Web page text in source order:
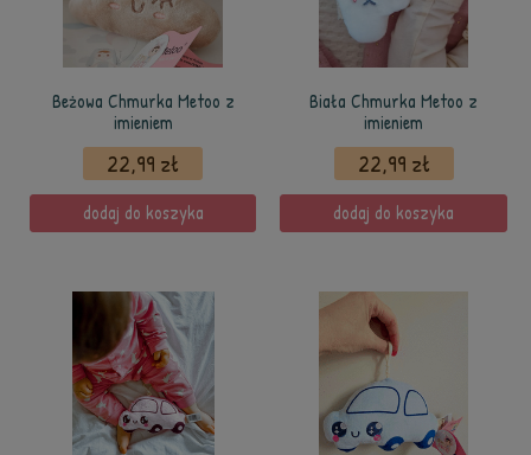
Beżowa Chmurka Metoo z
imieniem
22,99 zł
dodaj do koszyka
Biała Chmurka Metoo z
imieniem
22,99 zł
dodaj do koszyka